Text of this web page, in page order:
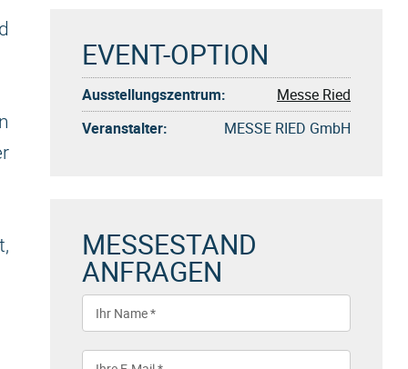
EVENT-OPTION
Ausstellungszentrum:
Messe Ried
Veranstalter:
MESSE RIED GmbH
MESSESTAND
ANFRAGEN